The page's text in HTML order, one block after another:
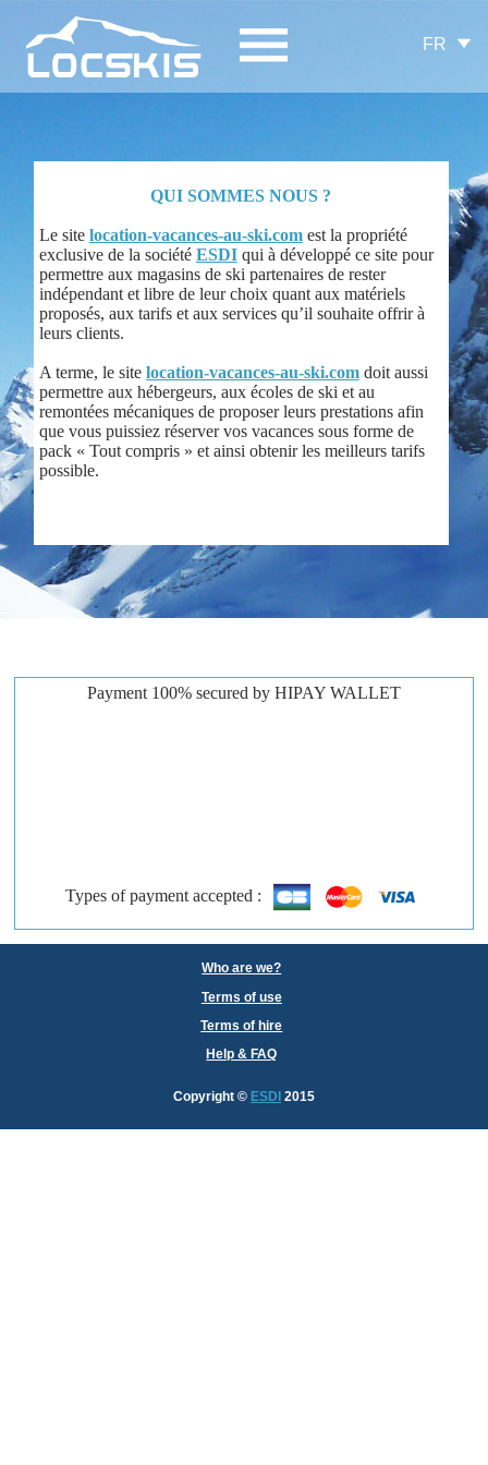
FR
QUI SOMMES NOUS ?
Le site location-vacances-au-ski.comest la propriété
exclusive de la société ESDIqui à développé ce site pour
permettre aux magasins de ski partenaires de rester
indépendant et libre de leur choix quant aux matériels
proposés, aux tarifs et aux services qu’il souhaite offrir à
leurs clients.
A terme, le site location-vacances-au-ski.comdoit aussi
permettre aux hébergeurs, aux écoles de ski et au
remontées mécaniques de proposer leurs prestations afin
que vous puissiez réserver vos vacances sous forme de
pack « Tout compris » et ainsi obtenir les meilleurs tarifs
possible.
Payment 100% secured by HIPAY WALLET
Types of payment accepted :
Who are we?
Terms of use
Terms of hire
Help & FAQ
Copyright © ESDI 2015